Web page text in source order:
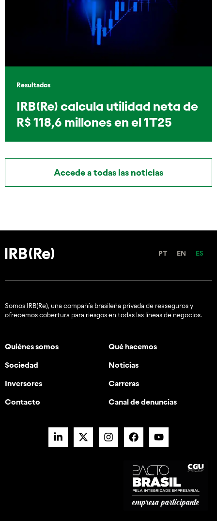
Resultados
IRB(Re) calcula utilidad neta de
R$ 118,6 millones en el 1T25
Accede a todas las noticias
PT EN ES
Somos IRB(Re), una compañía brasileña privada de reaseguros y
ofrecemos cobertura para riesgos en todas las líneas de negocios.
Quiénes somos Qué hacemos
Sociedad Noticias
Inversores Carreras
Contacto Canal de denuncias